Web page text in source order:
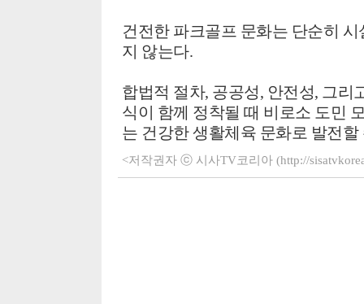
건전한 파크골프 문화는 단순히
지 않는다.
합법적 절차, 공공성, 안전성, 그리
식이 함께 정착될 때 비로소 도민
는 건강한 생활체육 문화로 발전
<저작권자 ⓒ 시사TV코리아 (http://